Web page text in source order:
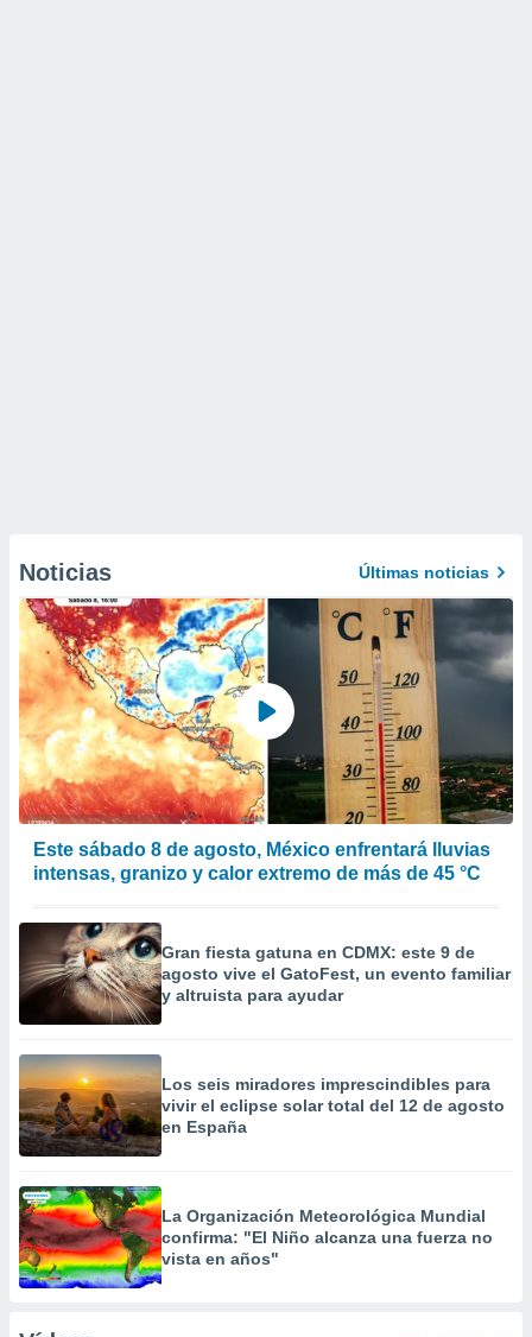
Noticias Últimas noticias
Este sábado 8 de agosto, México enfrentará lluvias
intensas, granizo y calor extremo de más de 45 °C
Gran fiesta gatuna en CDMX: este 9 de
agosto vive el GatoFest, un evento familiar
y altruista para ayudar
Los seis miradores imprescindibles para
vivir el eclipse solar total del 12 de agosto
en España
La Organización Meteorológica Mundial
confirma: "El Niño alcanza una fuerza no
vista en años"